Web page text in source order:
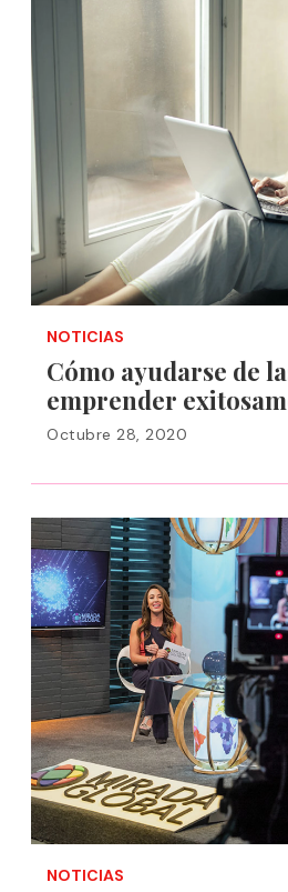
NOTICIAS
Cómo ayudarse de
emprender
Octubre 28, 2020
NOTICIAS